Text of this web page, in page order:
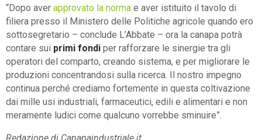
“Dopo aver approvato la norma e aver istituito il tavolo di
filiera presso il Ministero delle Politiche agricole quando ero
sottosegretario – conclude L’Abbate – ora la canapa potrà
contare sui primi fondi per rafforzare le sinergie tra gli
operatori del comparto, creando sistema, e per migliorare le
produzioni concentrandosi sulla ricerca. Il nostro impegno
continua perché crediamo fortemente in questa coltivazione
dai mille usi industriali, farmaceutici, edili e alimentari e non
meramente ludici come qualcuno vorrebbe sminuire”.